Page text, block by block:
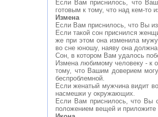
Если Вам приснилось, что
готовым к тому, что над кем-то
Измена
Если Вам приснилось, что Вы
Если такой сон приснился
же при этом она изменила
во сне юношу, наяву она
Сон, в котором Вам удалось
Измена любимому человеку - к
тому, что Вашим доверием
беспроблемной.
Если женатый мужчина видит
насмешки у окружающих.
Если Вам приснилось, что Вы
положением вещей и